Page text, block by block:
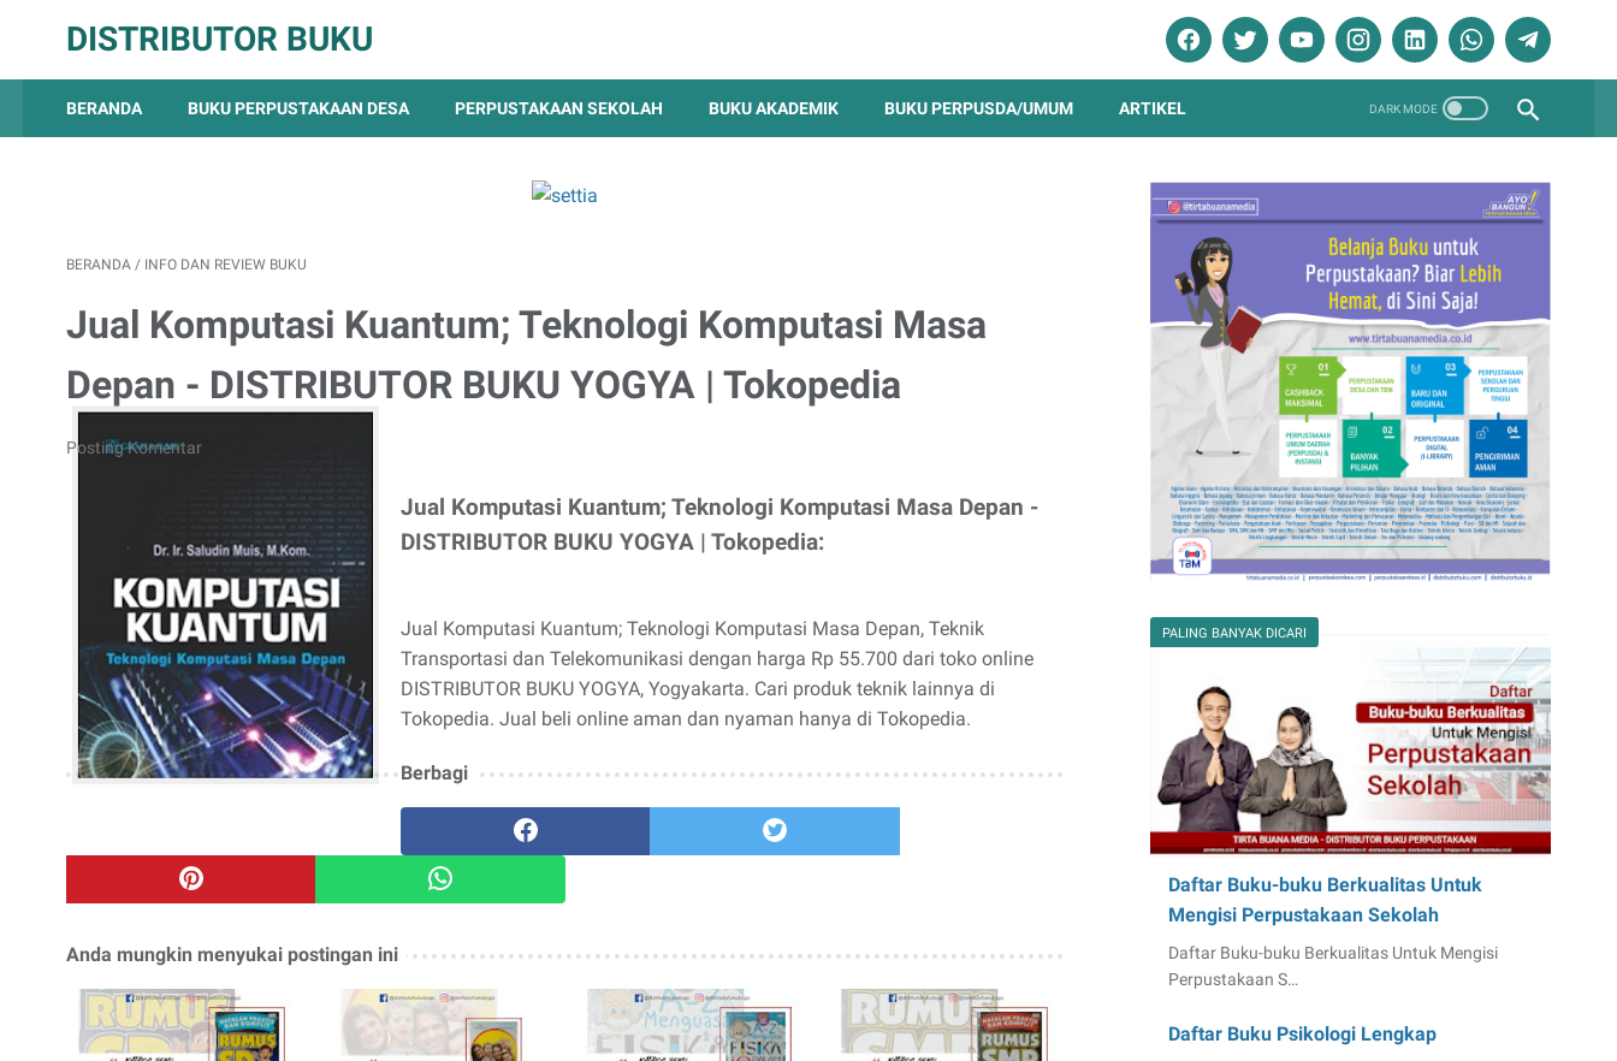
DISTRIBUTOR BUKU
BERANDA BUKU PERPUSTAKAAN DESA PERPUSTAKAAN SEKOLAH BUKU AKADEMIK BUKU PERPUSDA/UMUM ARTIKEL
BERANDA / INFO DAN REVIEW BUKU
Jual Komputasi Kuantum; Teknologi Komputasi Masa
Depan - DISTRIBUTOR BUKU YOGYA | Tokopedia
Posting Komentar
Jual Komputasi Kuantum; Teknologi Komputasi Masa Depan -
DISTRIBUTOR BUKU YOGYA | Tokopedia:
Jual Komputasi Kuantum; Teknologi Komputasi Masa Depan, Teknik
Transportasi dan Telekomunikasi dengan harga Rp 55.700 dari toko online
DISTRIBUTOR BUKU YOGYA, Yogyakarta. Cari produk teknik lainnya di
Tokopedia. Jual beli online aman dan nyaman hanya di Tokopedia.
Berbagi
Anda mungkin menyukai postingan ini
PALING BANYAK DICARI
Daftar Buku-buku Berkualitas Untuk
Mengisi Perpustakaan Sekolah
Daftar Buku-buku Berkualitas Untuk Mengisi
Perpustakaan S…
Daftar Buku Psikologi Lengkap